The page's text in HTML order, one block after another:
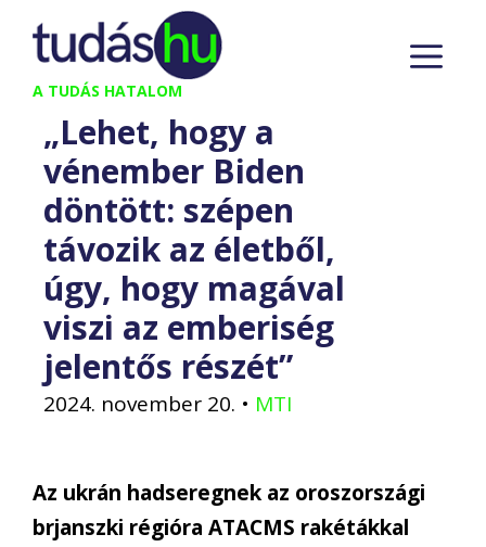
Kilépés
tartalomba
A TUDÁS HATALOM
„Lehet, hogy a
vénember Biden
döntött: szépen
távozik az életből,
úgy, hogy magával
viszi az emberiség
jelentős részét”
2024. november 20. • MTI
Az ukrán hadseregnek az oroszországi
brjanszki régióra ATACMS rakétákkal